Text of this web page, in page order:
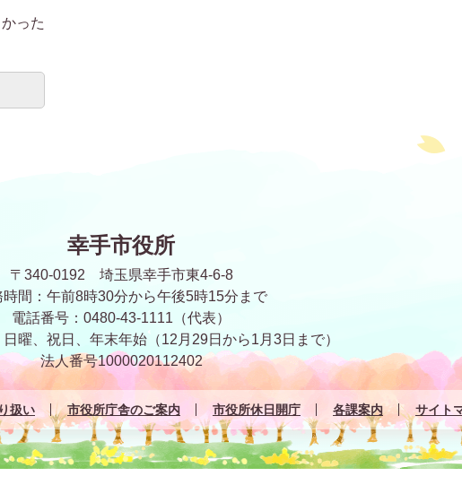
った
幸手市役所
〒340-0192 埼玉県幸手市東4-6-8
時間：午前8時30分から午後5時15分まで
電話番号：0480-43-1111（代表）
曜、祝日、年末年始 （12月29日から1月3日まで）
法人番号1000020112402
扱い 市役所庁舎のご案内 市役所休日開庁 各課案内 サイト